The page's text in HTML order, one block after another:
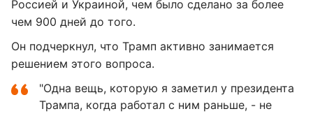
Россией и Украиной, чем было сделано за более
чем 900 дней до того.
Он подчеркнул, что Трамп активно занимается
решением этого вопроса.
"Одна вещь, которую я заметил у президента
Трампа, когда работал с ним раньше, - не